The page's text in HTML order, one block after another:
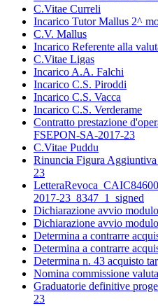
C.Vitae Curreli
Incarico Tutor Mallus 2^
C.V. Mallus
Incarico Referente alla
C.Vitae Ligas
Incarico A.A. Falchi
Incarico C.S. Piroddi
Incarico C.S. Vacca
Incarico C.S. Verderame
Contratto prestazione
FSEPON-SA-2017-23
C.Vitae Puddu
Rinuncia Figura
23
2017-23_8347_1_signed
Dichiarazione avvio
Dichiarazione avvio
Determina a contrarre
Determina a contrarre
Determina n. 43 acquisto
Nomina commissione
Graduatorie definitive
23